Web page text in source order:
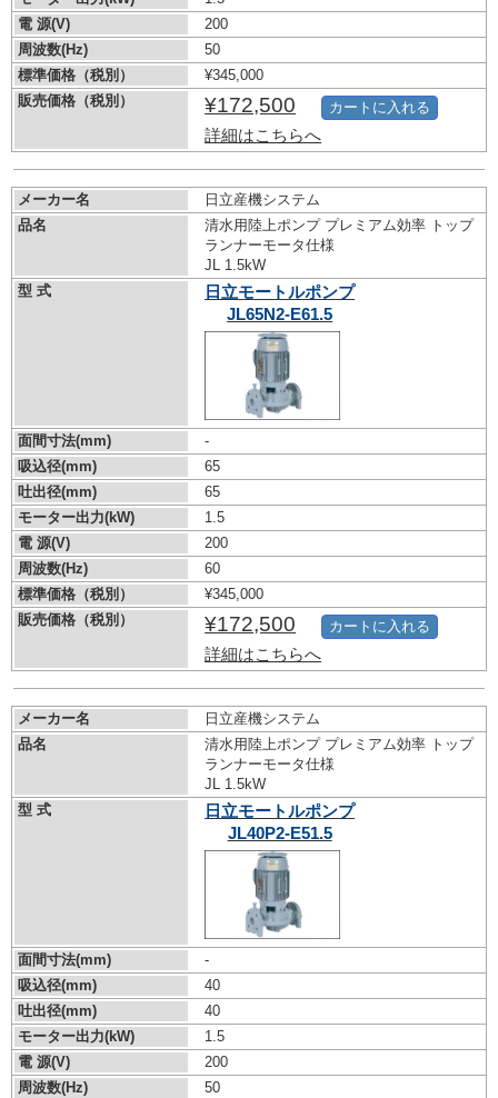
電 源(V)
200
周波数(Hz)
50
標準価格（税別）
¥345,000
販売価格（税別）
¥172,500
詳細はこちらへ
カートに入れる
メーカー名
日立産機システム
品名
清水用陸上ポンプ プレミアム効率 トップ
ランナーモータ仕様
JL 1.5kW
型 式
日立モートルポンプ
JL65N2-E61.5
面間寸法(mm)
-
吸込径(mm)
65
吐出径(mm)
65
モーター出力(kW)
1.5
電 源(V)
200
周波数(Hz)
60
標準価格（税別）
¥345,000
販売価格（税別）
¥172,500
詳細はこちらへ
カートに入れる
メーカー名
日立産機システム
品名
清水用陸上ポンプ プレミアム効率 トップ
ランナーモータ仕様
JL 1.5kW
型 式
日立モートルポンプ
JL40P2-E51.5
面間寸法(mm)
-
吸込径(mm)
40
吐出径(mm)
40
モーター出力(kW)
1.5
電 源(V)
200
周波数(Hz)
50